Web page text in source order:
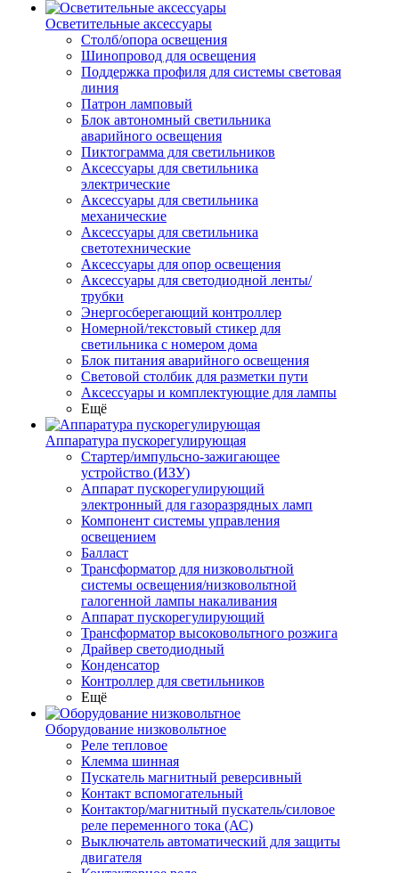
Осветительные аксессуары
Столб/опора освещения
Шинопровод для освещения
Поддержка профиля для системы световая
линия
Патрон ламповый
Блок автономный светильника
аварийного освещения
Пиктограмма для светильников
Аксессуары для светильника
электрические
Аксессуары для светильника
механические
Аксессуары для светильника
светотехнические
Аксессуары для опор освещения
Аксессуары для светодиодной ленты/
трубки
Энергосберегающий контроллер
Номерной/текстовый стикер для
светильника с номером дома
Блок питания аварийного освещения
Световой столбик для разметки пути
Аксессуары и комплектующие для лампы
Ещё
Аппаратура пускорегулирующая
Стартер/импульсно-зажигающее
устройство (ИЗУ)
Аппарат пускорегулирующий
электронный для газоразрядных ламп
Компонент системы управления
освещением
Балласт
Трансформатор для низковольтной
системы освещения/низковольтной
галогенной лампы накаливания
Аппарат пускорегулирующий
Трансформатор высоковольтного розжига
Драйвер светодиодный
Конденсатор
Контроллер для светильников
Ещё
Оборудование низковольтное
Реле тепловое
Клемма шинная
Пускатель магнитный реверсивный
Контакт вспомогательный
Контактор/магнитный пускатель/силовое
реле переменного тока (АС)
Выключатель автоматический для защиты
двигателя